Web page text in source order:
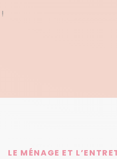
LE MÉNAGE ET